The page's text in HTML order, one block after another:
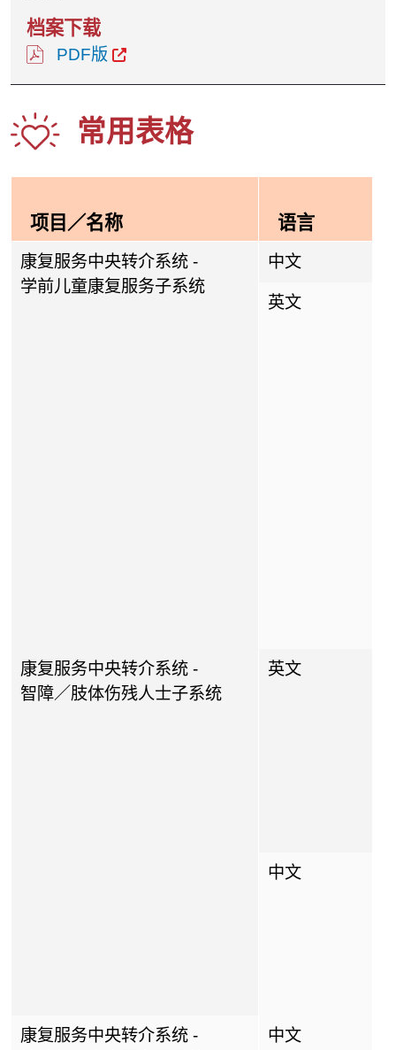
PDF版
常用表格
项目／名称 语言
康复服务中央转介系统 -
学前儿童康复服务子系统
中文
英文
康复服务中央转介系统 -
智障／肢体伤残人士子系统
英文
中文
康复服务中央转介系统 -
中文